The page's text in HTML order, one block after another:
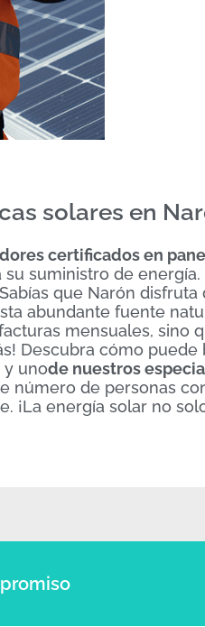
solares en
certificados en
suministro de
que Narón disfruta
abundante fuente
mensuales, sino
Descubra cómo
unode nuestros
número de personas
¡La energía solar no